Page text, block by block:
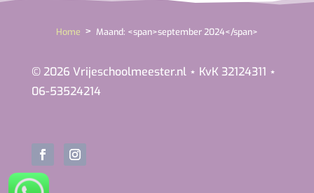
Home > Maand: <span>september 2024</span>
© 2026 Vrijeschoolmeester.nl ⋆ KvK 32124311 ⋆
06-53524214